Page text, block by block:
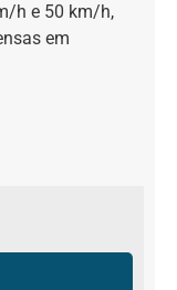
h e 50 km/h,
em